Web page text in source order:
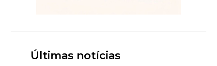
Últimas notícias